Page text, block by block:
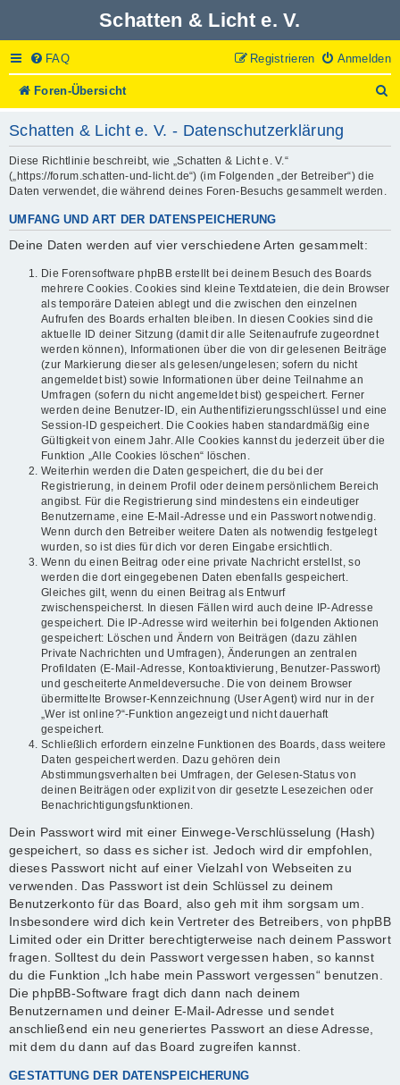
Schatten & Licht e. V.
FAQ Anmelden
Registrieren
Foren-Übersicht
u
Schatten & Licht e. V. - Datenschutzerklärung
Diese Richtlinie beschreibt, wie „Schatten & Licht e. V.“
(„https://forum.schatten-und-licht.de“) (im Folgenden „der Betreiber“) die
Daten verwendet, die während deines Foren-Besuchs gesammelt werden.
UMFANG UND ART DER DATENSPEICHERUNG
Deine Daten werden auf vier verschiedene Arten gesammelt:
Die Forensoftware phpBB erstellt bei deinem Besuch des Boards
mehrere Cookies. Cookies sind kleine Textdateien, die dein Browser
als temporäre Dateien ablegt und die zwischen den einzelnen
Aufrufen des Boards erhalten bleiben. In diesen Cookies sind die
aktuelle ID deiner Sitzung (damit dir alle Seitenaufrufe zugeordnet
werden können), Informationen über die von dir gelesenen Beiträge
(zur Markierung dieser als gelesen/ungelesen; sofern du nicht
angemeldet bist) sowie Informationen über deine Teilnahme an
Umfragen (sofern du nicht angemeldet bist) gespeichert. Ferner
werden deine Benutzer-ID, ein Authentifizierungsschlüssel und eine
Session-ID gespeichert. Die Cookies haben standardmäßig eine
Gültigkeit von einem Jahr. Alle Cookies kannst du jederzeit über die
Funktion „Alle Cookies löschen“ löschen.
Weiterhin werden die Daten gespeichert, die du bei der
Registrierung, in deinem Profil oder deinem persönlichem Bereich
angibst. Für die Registrierung sind mindestens ein eindeutiger
Benutzername, eine E-Mail-Adresse und ein Passwort notwendig.
Wenn durch den Betreiber weitere Daten als notwendig festgelegt
wurden, so ist dies für dich vor deren Eingabe ersichtlich.
Wenn du einen Beitrag oder eine private Nachricht erstellst, so
werden die dort eingegebenen Daten ebenfalls gespeichert.
Gleiches gilt, wenn du einen Beitrag als Entwurf
zwischenspeicherst. In diesen Fällen wird auch deine IP-Adresse
gespeichert. Die IP-Adresse wird weiterhin bei folgenden Aktionen
gespeichert: Löschen und Ändern von Beiträgen (dazu zählen
Private Nachrichten und Umfragen), Änderungen an zentralen
Profildaten (E-Mail-Adresse, Kontoaktivierung, Benutzer-Passwort)
und gescheiterte Anmeldeversuche. Die von deinem Browser
übermittelte Browser-Kennzeichnung (User Agent) wird nur in der
„Wer ist online?“-Funktion angezeigt und nicht dauerhaft
gespeichert.
Schließlich erfordern einzelne Funktionen des Boards, dass weitere
Daten gespeichert werden. Dazu gehören dein
Abstimmungsverhalten bei Umfragen, der Gelesen-Status von
deinen Beiträgen oder explizit von dir gesetzte Lesezeichen oder
Benachrichtigungsfunktionen.
Dein Passwort wird mit einer Einwege-Verschlüsselung (Hash)
gespeichert, so dass es sicher ist. Jedoch wird dir empfohlen,
dieses Passwort nicht auf einer Vielzahl von Webseiten zu
verwenden. Das Passwort ist dein Schlüssel zu deinem
Benutzerkonto für das Board, also geh mit ihm sorgsam um.
Insbesondere wird dich kein Vertreter des Betreibers, von phpBB
Limited oder ein Dritter berechtigterweise nach deinem Passwort
fragen. Solltest du dein Passwort vergessen haben, so kannst
du die Funktion „Ich habe mein Passwort vergessen“ benutzen.
Die phpBB-Software fragt dich dann nach deinem
Benutzernamen und deiner E-Mail-Adresse und sendet
anschließend ein neu generiertes Passwort an diese Adresse,
mit dem du dann auf das Board zugreifen kannst.
GESTATTUNG DER DATENSPEICHERUNG